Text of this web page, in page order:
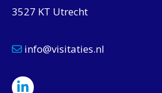
3527 KT Utrecht
info@visitaties.nl